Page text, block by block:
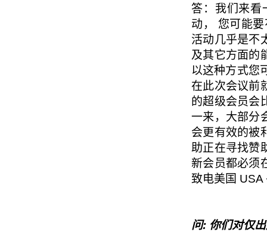
答：我们来看
动， 您可能
活动几乎是不
及其它方面的
以这种方式您
在此次会议前
的超级会员会
一来，大部分
会更有效的被
助正在寻找赞
新会员都必须
致电美国
问: 你们对仅